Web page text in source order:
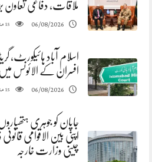
ملاقات، دفاعی تعاون
06/08/2026
15
افسران کے الائونس میں
06/08/2026
15
جاپان کو جوہری
اپنی بین الاقوامی
چینی وزارت خارجہ